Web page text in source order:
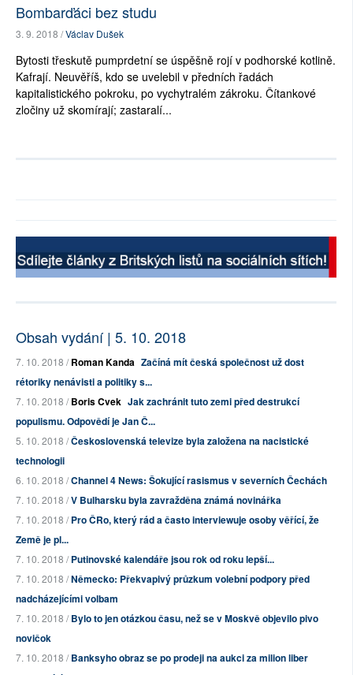
Bombarďáci bez studu
3. 9. 2018 /Václav Dušek
Bytosti třeskutě pumprdetní se úspěšně rojí v podhorské kotlině.
Kafrají. Neuvěříš, kdo se uvelebil v předních řadách
kapitalistického pokroku, po vychytralém zákroku. Čítankové
zločiny už skomírají; zastaralí...
Obsah vydání | 5. 10. 2018
7. 10. 2018 /Roman Kanda Začíná mít česká společnost už dost
rétoriky nenávisti a politiky s...
7. 10. 2018 /Boris Cvek Jak zachránit tuto zemi před destrukcí
populismu. Odpovědí je Jan Č...
5. 10. 2018 /Československá televize byla založena na nacistické
technologii
6. 10. 2018 /Channel 4 News: Šokující rasismus v severních Čechách
7. 10. 2018 /V Bulharsku byla zavražděna známá novinářka
7. 10. 2018 /Pro ČRo, který rád a často interviewuje osoby věřící, že
Země je pl...
7. 10. 2018 /Putinovské kalendáře jsou rok od roku lepší...
7. 10. 2018 /Německo: Překvapivý průzkum volební podpory před
nadcházejícími volbam
7. 10. 2018 /Bylo to jen otázkou času, než se v Moskvě objevilo pivo
novičok
7. 10. 2018 /Banksyho obraz se po prodeji na aukci za milion liber